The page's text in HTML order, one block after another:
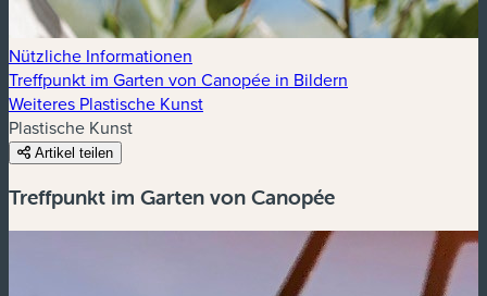
Nützliche Informationen
Treffpunkt im Garten von Canopée in Bildern
Weiteres Plastische Kunst
Plastische Kunst
Artikel teilen
Treffpunkt im Garten von Canopée